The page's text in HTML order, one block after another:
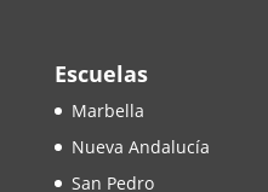
Escuelas
Marbella
Nueva Andalucía
San Pedro